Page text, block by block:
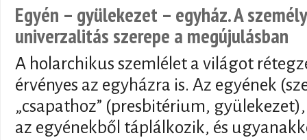
Egyén – gyülekezet – egyház. A
univerzalitás szerepe a megújulásban
A holarchikus szemlélet a világot
érvényes az egyházra is. Az egyének
„csapathoz” (presbitérium,
az egyénekből táplálkozik, és